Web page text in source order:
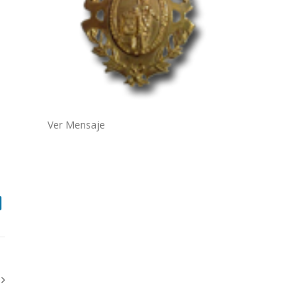
Ver Mensaje